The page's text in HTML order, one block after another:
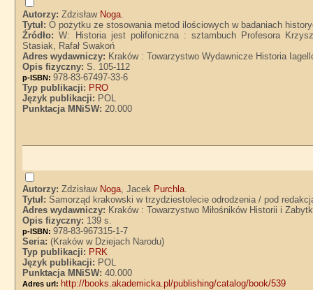
Autorzy:Zdzisław Noga.
Tytuł:O pożytku ze stosowania metod ilościowych w badaniach
Źródło:W: Historia jest polifoniczna : sztambuch Profesora
Stasiak, Rafał Swakoń
Adres wydawniczy: Kraków : Towarzystwo Wydawnicze Historia
Opis fizyczny:S. 105-112
p-ISBN:978-83-67497-33-6
Typ publikacji: PRO
Język publikacji: POL
Punktacja MNiSW:20.000
Autorzy:Zdzisław Noga, Jacek Purchla.
Tytuł:Samorząd krakowski w trzydziestolecie odrodzenia / pod
Adres wydawniczy: Kraków : Towarzystwo Miłośników Historii i
Opis fizyczny: 139 s.
p-ISBN:978-83-967315-1-7
Seria:(Kraków w Dziejach Narodu)
Typ publikacji: PRK
Język publikacji: POL
Punktacja MNiSW:40.000
Adres url: http://books.akademicka.pl/publishing/catalog/book/539